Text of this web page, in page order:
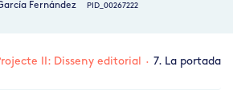
Fernández PID_00267222
II: Disseny editorial · 7. La portada